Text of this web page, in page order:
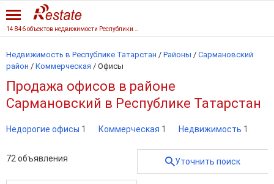
Недвижимость в Республике Татарстан / Районы / Сармановский
район / Коммерческая / Офисы
Продажа офисов в районе
Сармановский в Республике Татарстан
Недорогие офисы 1 Коммерческая 1 Недвижимость 1
72 объявления Уточнить поиск